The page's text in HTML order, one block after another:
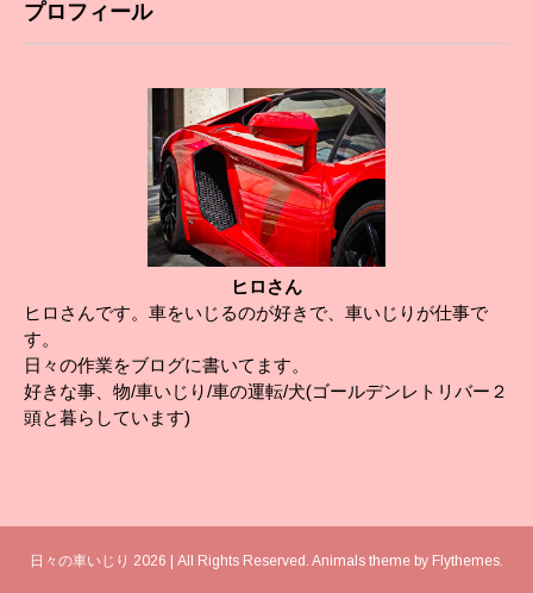
プロフィール
ヒロさん
ヒロさんです。車をいじるのが好きで、車いじりが仕事で
す。
日々の作業をブログに書いてます。
好きな事、物/車いじり/車の運転/犬(ゴールデンレトリバー２
頭と暮らしています)
日々の車いじり 2026 | All Rights Reserved. Animals theme by Flythemes.